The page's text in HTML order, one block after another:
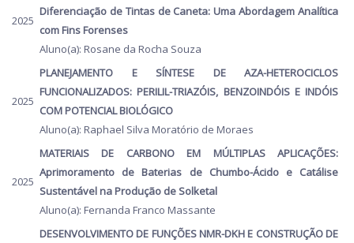
2025
Diferenciação de Tintas de Caneta: Uma Abordagem Analítica
com Fins Forenses
Aluno(a): Rosane da Rocha Souza
2025
PLANEJAMENTO E SÍNTESE DE AZA-HETEROCICLOS
FUNCIONALIZADOS: PERILIL-TRIAZÓIS, BENZOINDÓIS E INDÓIS
COM POTENCIAL BIOLÓGICO
Aluno(a): Raphael Silva Moratório de Moraes
2025
MATERIAIS DE CARBONO EM MÚLTIPLAS APLICAÇÕES:
Aprimoramento de Baterias de Chumbo-Ácido e Catálise
Sustentável na Produção de Solketal
Aluno(a): Fernanda Franco Massante
DESENVOLVIMENTO DE FUNÇÕES NMR-DKH E CONSTRUÇÃO DE